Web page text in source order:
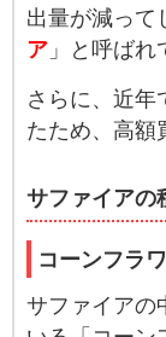
出量が減って
ア 」と呼ばれ
さらに、近年
たため、高額
サファイアの
コーンフラ
サファイアの